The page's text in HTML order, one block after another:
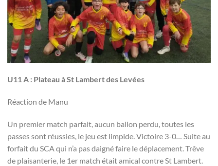
U11 A : Plateau à St Lambert des Levées
Réaction de Manu
Un premier match parfait, aucun ballon perdu, toutes les
passes sont réussies, le jeu est limpide. Victoire 3-0… Suite au
forfait du SCA qui n’a pas daigné faire le déplacement. Trêve
de plaisanterie, le 1er match était amical contre St Lambert.